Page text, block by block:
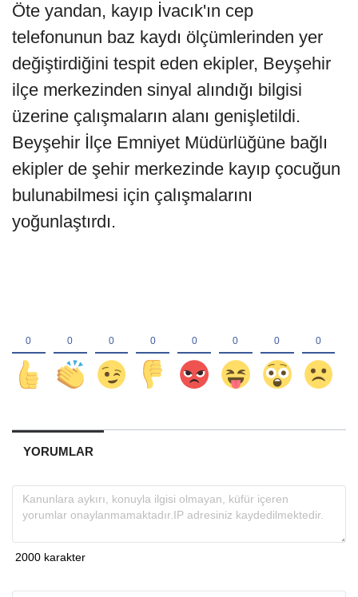
Öte yandan, kayıp İvacık'ın cep
telefonunun baz kaydı ölçümlerinden yer
değiştirdiğini tespit eden ekipler, Beyşehir
ilçe merkezinden sinyal alındığı bilgisi
üzerine çalışmaların alanı genişletildi.
Beyşehir İlçe Emniyet Müdürlüğüne bağlı
ekipler de şehir merkezinde kayıp çocuğun
bulunabilmesi için çalışmalarını
yoğunlaştırdı.
YORUMLAR